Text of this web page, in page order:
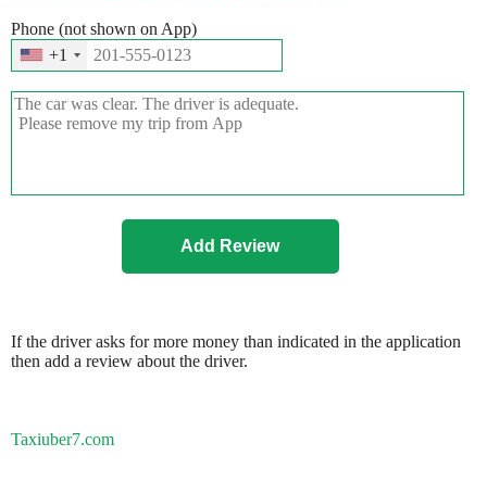
Phone (not shown on App)
+1
If the driver asks for more money than indicated in the application
then add a review about the driver.
Taxiuber7.com